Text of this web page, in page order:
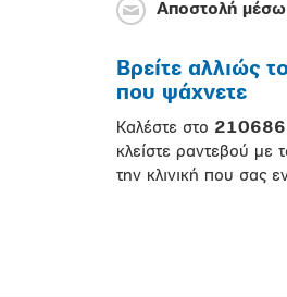
Αποστολή
Βρείτε αλλιώς
που ψάχνετε
Καλέστε στο
κλείστε ραντεβού με
την κλινική που σας